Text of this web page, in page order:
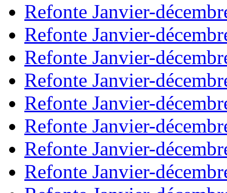
Refonte Janvier-
Refonte Janvier-
Refonte Janvier-
Refonte Janvier-
Refonte Janvier-
Refonte Janvier-
Refonte Janvier-
Refonte Janvier-